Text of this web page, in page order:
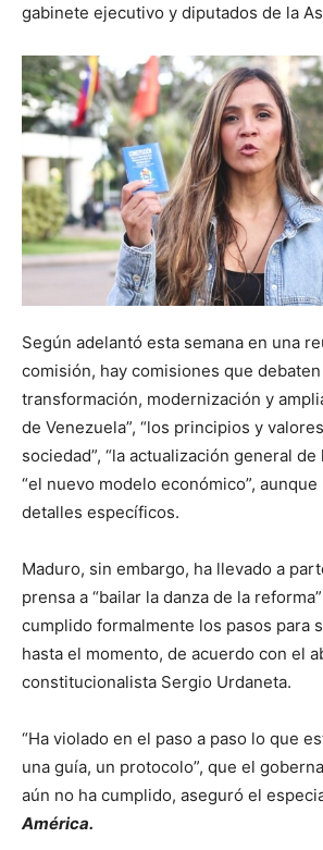
gabinete ejecutivo y diputados de la
Según adelantó esta semana en una
comisión, hay comisiones que
transformación, modernización y
de Venezuela”, “los principios y
sociedad”, “la actualización general
“el nuevo modelo económico”,
detalles específicos.
Maduro, sin embargo, ha llevado a
prensa a “bailar la danza de la
cumplido formalmente los pasos para
hasta el momento, de acuerdo con el
constitucionalista Sergio Urdaneta.
“Ha violado en el paso a paso lo que
una guía, un protocolo”, que el
aún no ha cumplido, aseguró el
América.